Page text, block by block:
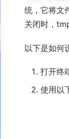
统，它将文
关闭时，
以下是如何
打开终
使用以